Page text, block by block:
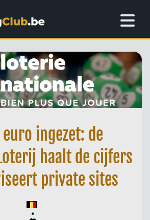
ingezet: de
haalt de cijfers
private sites
•